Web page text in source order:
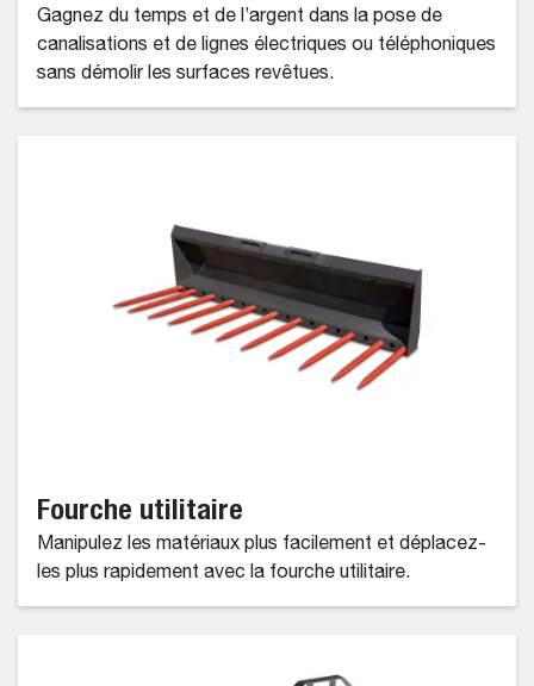
Gagnez du temps et de l’argent dans la pose de
canalisations et de lignes électriques ou téléphoniques
sans démolir les surfaces revêtues.
Fourche utilitaire
Manipulez les matériaux plus facilement et déplacez-
les plus rapidement avec la fourche utilitaire.